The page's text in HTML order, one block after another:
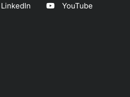
LinkedIn YouTube